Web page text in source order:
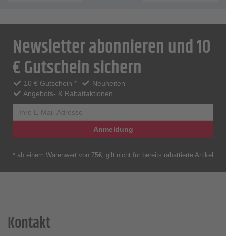
Newsletter abonnieren und 10
€ Gutschein sichern
10 € Gutschein *
Neuheiten
Angebots- & Rabattaktionen
Anmeldung
* ab einem Warenwert von 75€, gilt nicht für bereits rabattierte Artikel
Kontakt